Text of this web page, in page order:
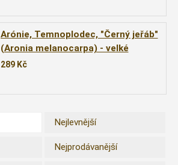
Arónie, Temnoplodec, "Černý jeřáb"
(Aronia melanocarpa) - velké
rostliny
289 Kč
Nejlevnější
Nejprodávanější